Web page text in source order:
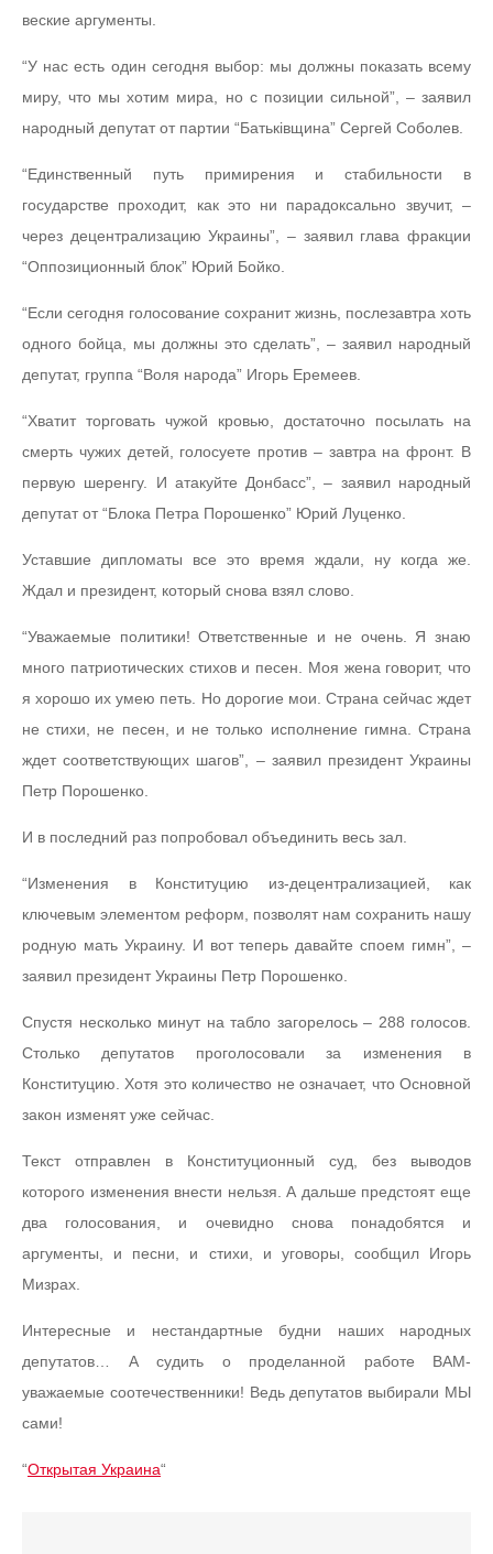
веские аргументы.
“У нас есть один сегодня выбор: мы должны показать всему
миру, что мы хотим мира, но с позиции сильной”, – заявил
народный депутат от партии “Батьківщина” Сергей Соболев.
“Единственный путь примирения и стабильности в
государстве проходит, как это ни парадоксально звучит, –
через децентрализацию Украины”, – заявил глава фракции
“Оппозиционный блок” Юрий Бойко.
“Если сегодня голосование сохранит жизнь, послезавтра хоть
одного бойца, мы должны это сделать”, – заявил народный
депутат, группа “Воля народа” Игорь Еремеев.
“Хватит торговать чужой кровью, достаточно посылать на
смерть чужих детей, голосуете против – завтра на фронт. В
первую шеренгу. И атакуйте Донбасс”, – заявил народный
депутат от “Блока Петра Порошенко” Юрий Луценко.
Уставшие дипломаты все это время ждали, ну когда же.
Ждал и президент, который снова взял слово.
“Уважаемые политики! Ответственные и не очень. Я знаю
много патриотических стихов и песен. Моя жена говорит, что
я хорошо их умею петь. Но дорогие мои. Страна сейчас ждет
не стихи, не песен, и не только исполнение гимна. Страна
ждет соответствующих шагов”, – заявил президент Украины
Петр Порошенко.
И в последний раз попробовал объединить весь зал.
“Изменения в Конституцию из-децентрализацией, как
ключевым элементом реформ, позволят нам сохранить нашу
родную мать Украину. И вот теперь давайте споем гимн”, –
заявил президент Украины Петр Порошенко.
Спустя несколько минут на табло загорелось – 288 голосов.
Столько депутатов проголосовали за изменения в
Конституцию. Хотя это количество не означает, что Основной
закон изменят уже сейчас.
Текст отправлен в Конституционный суд, без выводов
которого изменения внести нельзя. А дальше предстоят еще
два голосования, и очевидно снова понадобятся и
аргументы, и песни, и стихи, и уговоры, сообщил Игорь
Мизрах.
Интересные и нестандартные будни наших народных
депутатов… А судить о проделанной работе ВАМ-
уважаемые соотечественники! Ведь депутатов выбирали МЫ
сами!
“Открытая Украина“